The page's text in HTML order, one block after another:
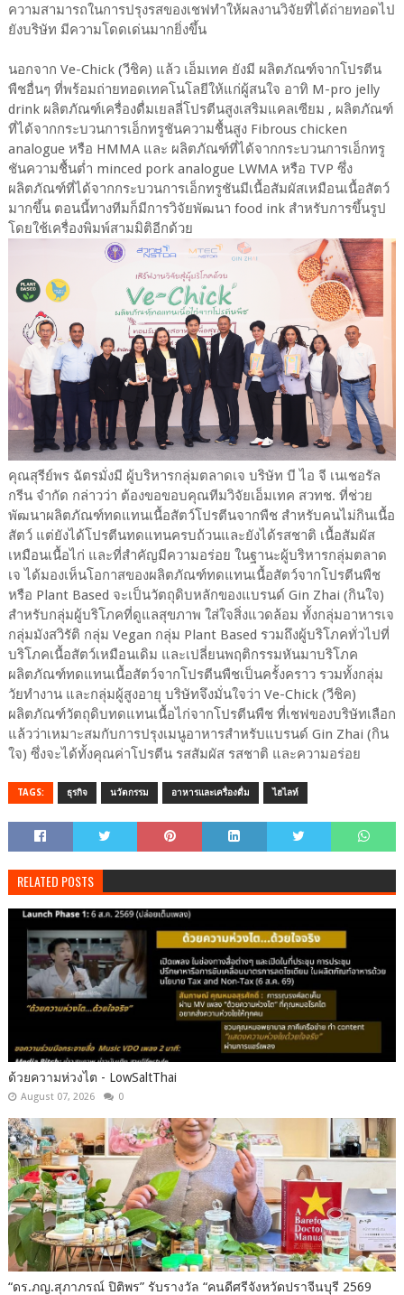
ความสามารถในการปรุงรสของเชฟทำให้ผลงานวิจัยที่ได้ถ่ายทอดไป
ยังบริษัท มีความโดดเด่นมากยิ่งขึ้น
นอกจาก Ve-Chick (วีชิค) แล้ว เอ็มเทค ยังมี ผลิตภัณฑ์จากโปรตีน
พืชอื่นๆ ที่พร้อมถ่ายทอดเทคโนโลยีให้แก่ผู้สนใจ อาทิ M-pro jelly
drink ผลิตภัณฑ์เครื่องดื่มเยลลี่โปรตีนสูงเสริมแคลเซียม , ผลิตภัณฑ์
ที่ได้จากกระบวนการเอ็กทรูชันความชื้นสูง Fibrous chicken
analogue หรือ HMMA และ ผลิตภัณฑ์ที่ได้จากกระบวนการเอ็กทรู
ชันความชื้นต่ำ minced pork analogue LWMA หรือ TVP ซึ่ง
ผลิตภัณฑ์ที่ได้จากกระบวนการเอ็กทรูชันมีเนื้อสัมผัสเหมือนเนื้อสัตว์
มากขึ้น ตอนนี้ทางทีมก็มีการวิจัยพัฒนา food ink สำหรับการขึ้นรูป
โดยใช้เครื่องพิมพ์สามมิติอีกด้วย
คุณสุรีย์พร ฉัตรมั่งมี ผู้บริหารกลุ่มตลาดเจ บริษัท บี ไอ จี เนเชอรัล
กรีน จำกัด กล่าวว่า ต้องขอขอบคุณทีมวิจัยเอ็มเทค สวทช. ที่ช่วย
พัฒนาผลิตภัณฑ์ทดแทนเนื้อสัตว์โปรตีนจากพืช สำหรับคนไม่กินเนื้อ
สัตว์ แต่ยังได้โปรตีนทดแทนครบถ้วนและยังได้รสชาติ เนื้อสัมผัส
เหมือนเนื้อไก่ และที่สำคัญมีความอร่อย ในฐานะผู้บริหารกลุ่มตลาด
เจ ได้มองเห็นโอกาสของผลิตภัณฑ์ทดแทนเนื้อสัตว์จากโปรตีนพืช
หรือ Plant Based จะเป็นวัตถุดิบหลักของแบรนด์ Gin Zhai (กินใจ)
สำหรับกลุ่มผู้บริโภคที่ดูแลสุขภาพ ใส่ใจสิ่งแวดล้อม ทั้งกลุ่มอาหารเจ
กลุ่มมังสวิรัติ กลุ่ม Vegan กลุ่ม Plant Based รวมถึงผู้บริโภคทั่วไปที่
บริโภคเนื้อสัตว์เหมือนเดิม และเปลี่ยนพฤติกรรมหันมาบริโภค
ผลิตภัณฑ์ทดแทนเนื้อสัตว์จากโปรตีนพืชเป็นครั้งคราว รวมทั้งกลุ่ม
วัยทำงาน และกลุ่มผู้สูงอายุ บริษัทจึงมั่นใจว่า Ve-Chick (วีชิค)
ผลิตภัณฑ์วัตถุดิบทดแทนเนื้อไก่จากโปรตีนพืช ที่เชฟของบริษัทเลือก
แล้วว่าเหมาะสมกับการปรุงเมนูอาหารสำหรับแบรนด์ Gin Zhai (กิน
ใจ) ซึ่งจะได้ทั้งคุณค่าโปรตีน รสสัมผัส รสชาติ และความอร่อย
TAGS: ธุรกิจ นวัตกรรม อาหารและเครื่องดื่ม ไฮไลท์
RELATED POSTS
ด้วยความห่วงไต - LowSaltThai
August 07, 2026 0
“ดร.ภญ.สุภาภรณ์ ปิติพร” รับรางวัล “คนดีศรีจังหวัดปราจีนบุรี 2569